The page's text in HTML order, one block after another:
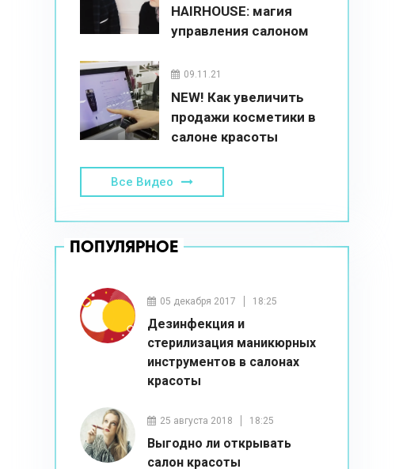
HAIRHOUSE: магия
управления салоном
09.11.21
NEW! Как увеличить
продажи косметики в
салоне красоты
Все Видео
ПОПУЛЯРНОЕ
05 декабря 2017 18:25
Дезинфекция и
стерилизация маникюрных
инструментов в салонах
красоты
25 августа 2018 18:25
Выгодно ли открывать
салон красоты